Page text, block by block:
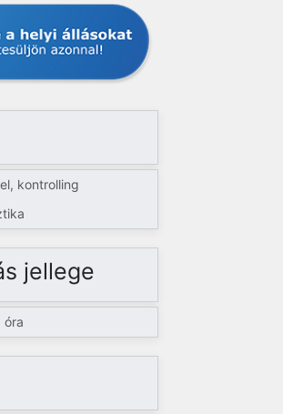
kontrolling
jellege
óra